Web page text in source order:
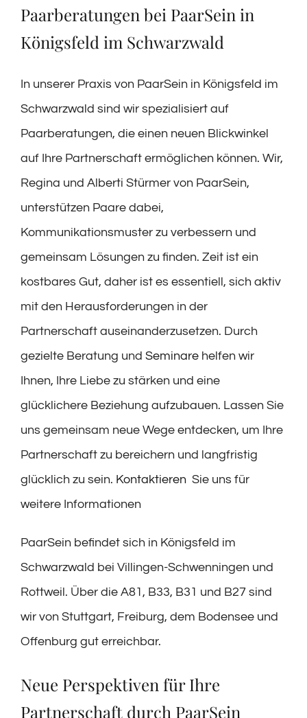
Paarberatungen bei PaarSein in
Königsfeld im Schwarzwald
In unserer Praxis von PaarSein in Königsfeld im
Schwarzwald sind wir spezialisiert auf
Paarberatungen, die einen neuen Blickwinkel
auf Ihre Partnerschaft ermöglichen können. Wir,
Regina und Alberti Stürmer von PaarSein,
unterstützen Paare dabei,
Kommunikationsmuster zu verbessern und
gemeinsam Lösungen zu finden. Zeit ist ein
kostbares Gut, daher ist es essentiell, sich aktiv
mit den Herausforderungen in der
Partnerschaft auseinanderzusetzen. Durch
gezielte Beratung und Seminare helfen wir
Ihnen, Ihre Liebe zu stärken und eine
glücklichere Beziehung aufzubauen. Lassen Sie
uns gemeinsam neue Wege entdecken, um Ihre
Partnerschaft zu bereichern und langfristig
glücklich zu sein. Kontaktieren Sie uns für
weitere Informationen
PaarSein befindet sich in Königsfeld im
Schwarzwald bei Villingen-Schwenningen und
Rottweil. Über die A81, B33, B31 und B27 sind
wir von Stuttgart, Freiburg, dem Bodensee und
Offenburg gut erreichbar.
Neue Perspektiven für Ihre
Partnerschaft durch PaarSein